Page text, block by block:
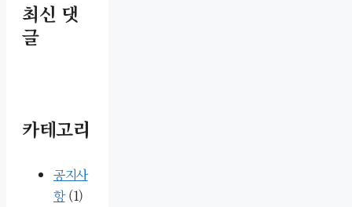
최신 댓
글
카테고리
공지사
항(1)